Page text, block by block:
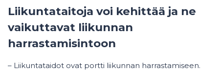
Liikuntataitoja voi kehittää ja ne
vaikuttavat liikunnan
harrastamisintoon
– Liikuntataidot ovat portti liikunnan harrastamiseen.